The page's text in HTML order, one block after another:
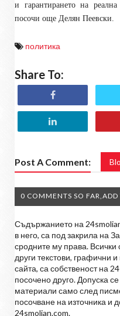
и гарантирането на
посочи още Делян Пеевски.
политика
Share To:
Post A Comment:
0 COMMENTS SO FAR,ADD
Съдържанието на
в него, са под закрила на
сродните му права. Всички
други текстови, графични
сайта, са собственост на
посочено друго. Допуска
материали само след
посочване на източника и
24smolian.com.